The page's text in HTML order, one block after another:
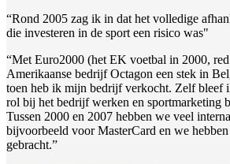
“Rond 2005 zag ik in dat het volledige
die investeren in de sport een risico was"
“Met Euro2000 (het EK voetbal in 2000,
Amerikaanse bedrijf Octagon een stek in
toen heb ik mijn bedrijf verkocht. Zelf bleef
rol bij het bedrijf werken en sportmarketing
Tussen 2000 en 2007 hebben we veel
bijvoorbeeld voor MasterCard en we
gebracht.”